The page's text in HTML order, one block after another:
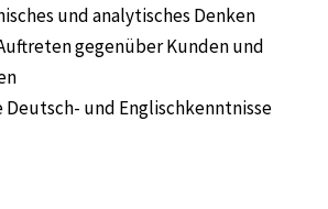
und analytisches Denken
gegenüber Kunden und
Deutsch- und Englischkenntnisse